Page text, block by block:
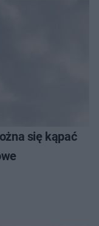
się kąpać